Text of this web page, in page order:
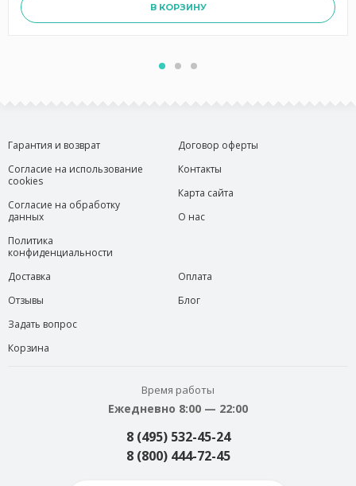
В КОРЗИНУ
Гарантия и возврат
Согласие на использование
cookies
Согласие на обработку
данных
Политика
конфиденциальности
Договор оферты
Контакты
Карта сайта
О нас
Доставка
Отзывы
Задать вопрос
Корзина
Оплата
Блог
Время работы
Ежедневно 8:00 — 22:00
8 (495) 532-45-24
8 (800) 444-72-45